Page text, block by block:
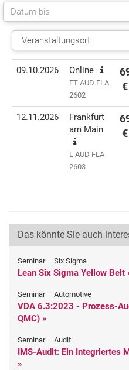
Termin(e) Informationen
09.10.2026 Online
ET AUD FLA
2602
€
12.11.2026
Frankfurt
am Main
L AUD FLA
2603
€
Das könnte Sie auch
Seminar – Six Sigma
Lean Six Sigma Yellow Belt
Seminar – Automotive
VDA 6.3:2023 - Prozess-
QMC) »
Seminar – Audit
IMS-Audit: Ein Integriertes
»